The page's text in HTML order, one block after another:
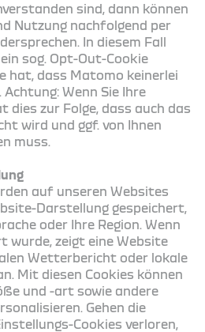
sind, dann können
Nutzung nachfolgend per
In diesem Fall
sog. Opt-Out-Cookie
hat, dass Matomo keinerlei
Wenn Sie Ihre
dies zur Folge, dass auch das
wird und ggf. von Ihnen
muss.
auf unseren Websites
Darstellung gespeichert,
oder Ihre Region. Wenn
wurde, zeigt eine Website
Wetterbericht oder lokale
Mit diesen Cookies können
und -art sowie andere
Gehen die
Cookies verloren,